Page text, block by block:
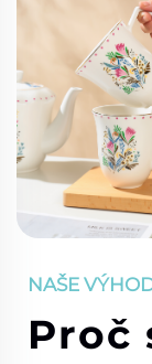
NAŠE
Proč